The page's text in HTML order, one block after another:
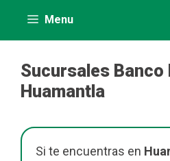
Menu
Sucursales Banco
Huamantla
Si te encuentras en